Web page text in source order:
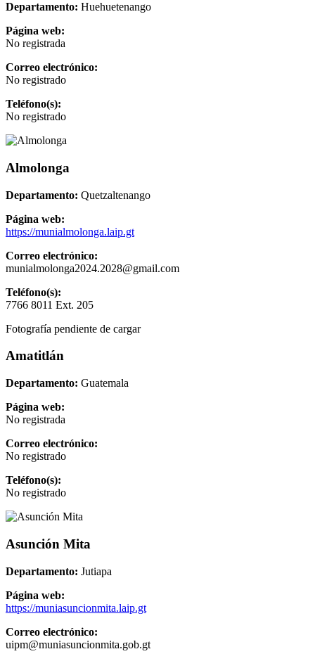
Departamento: Huehuetenango
Página web:
No registrada
Correo electrónico:
No registrado
Teléfono(s):
No registrado
Almolonga
Departamento: Quetzaltenango
Página web:
https://munialmolonga.laip.gt
Correo electrónico:
munialmolonga2024.2028@gmail.com
Teléfono(s):
7766 8011 Ext. 205
Fotografía pendiente de cargar
Amatitlán
Departamento: Guatemala
Página web:
No registrada
Correo electrónico:
No registrado
Teléfono(s):
No registrado
Asunción Mita
Departamento: Jutiapa
Página web:
https://muniasuncionmita.laip.gt
Correo electrónico:
uipm@muniasuncionmita.gob.gt